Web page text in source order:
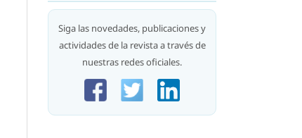
Siga las novedades, publicaciones y
actividades de la revista a través de
nuestras redes oficiales.